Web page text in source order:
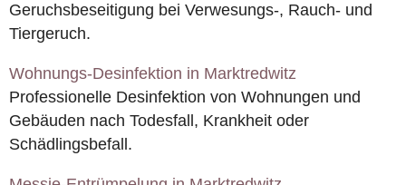
Geruchsbeseitigung bei Verwesungs-, Rauch- und
Tiergeruch.
Wohnungs-Desinfektion in Marktredwitz
Professionelle Desinfektion von Wohnungen und
Gebäuden nach Todesfall, Krankheit oder
Schädlingsbefall.